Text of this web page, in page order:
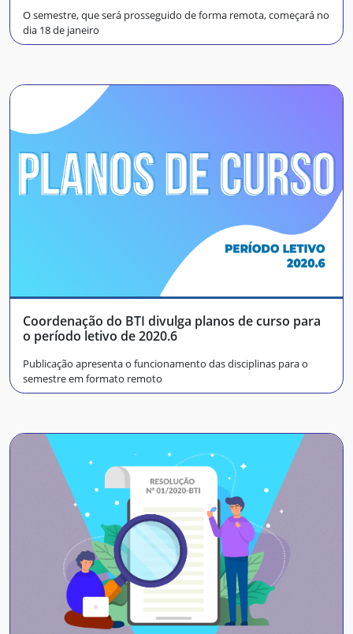
O semestre, que será prosseguido de forma remota, começará no
dia 18 de janeiro
Coordenação do BTI divulga planos de curso para
o período letivo de 2020.6
Publicação apresenta o funcionamento das disciplinas para o
semestre em formato remoto